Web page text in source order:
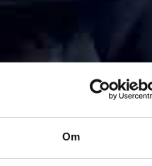
Om